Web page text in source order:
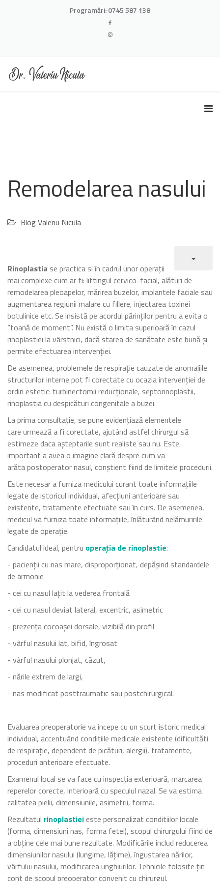
Programări:0745 587 138
Remodelarea nasului
Blog Valeriu Nicula
Rinoplastia se practica si în cadrul unor operații
mai complexe cum ar fi: liftingul cervico-facial, alături de
remodelarea pleoapelor, mărirea buzelor, implantele faciale sau
augmentarea regiunii malare cu fillere, injectarea toxinei
botulinice etc. Se insistă pe acordul părinților pentru a evita o
“toană de moment”. Nu există o limita superioară în cazul
rinoplastiei la vârstnici, dacă starea de sanătate este bună și
permite efectuarea intervenției.
De asemenea, problemele de respirație cauzate de anomaliile
structurilor interne pot fi corectate cu ocazia intervenției de
ordin estetic: turbinectomii reducționale, septorinoplastii,
rinoplastia cu despicături congenitale a buzei.
La prima consultație, se pune evidențiază elementele
care urmează a fi corectate, ajutând astfel chirurgul să
estimeze daca așteptarile sunt realiste sau nu. Este
important a avea o imagine clară despre cum va
arăta postoperator nasul, conștient fiind de limitele procedurii.
Este necesar a furniza medicului curant toate informațiile
legate de istoricul individual, afecțiuni anterioare sau
existente, tratamente efectuate sau în curs. De asemenea,
medicul va furniza toate informațiile, înlăturând nelămuririle
legate de operație.
Candidatul ideal, pentru operația de rinoplastie:
- pacienții cu nas mare, disproporționat, depășind standardele
de armonie
- cei cu nasul lațit la vederea frontală
- cei cu nasul deviat lateral, excentric, asimetric
- prezența cocoașei dorsale, vizibilă din profil
- vârful nasului lat, bifid, îngrosat
- vârful nasului plonjat, căzut,
- nările extrem de largi,
- nas modificat posttraumatic sau postchirurgical.
Evaluarea preoperatorie va începe cu un scurt istoric medical
individual, accentuând condițiile medicale existente (dificultăti
de respirație, dependent de picături, alergii), tratamente,
proceduri anterioare efectuate.
Examenul local se va face cu inspecția exterioară, marcarea
reperelor corecte, interioară cu speculul nazal. Se va estima
calitatea pielii, dimensiunile, asimetrii, forma.
Rezultatul rinoplastieieste personalizat conditiilor locale
(forma, dimensiuni nas, forma fetei), scopul chirurgului fiind de
a obține cele mai bune rezultate. Modificările includ reducerea
dimensiunilor nasului (lungime, lățime), îngustarea nărilor,
vârfului nasului, modificarea unghiurilor. Tehnicile folosite țin
cont de scopul preoperator convenit cu chirurgul.